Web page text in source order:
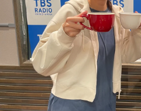
YouTube
会社情報